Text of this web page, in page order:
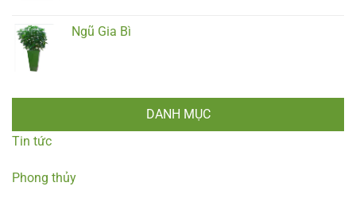
Ngũ Gia Bì
DANH MỤC
Tin tức
Phong thủy